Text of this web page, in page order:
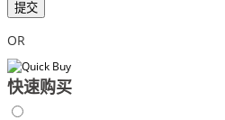
提交
OR
快速购买